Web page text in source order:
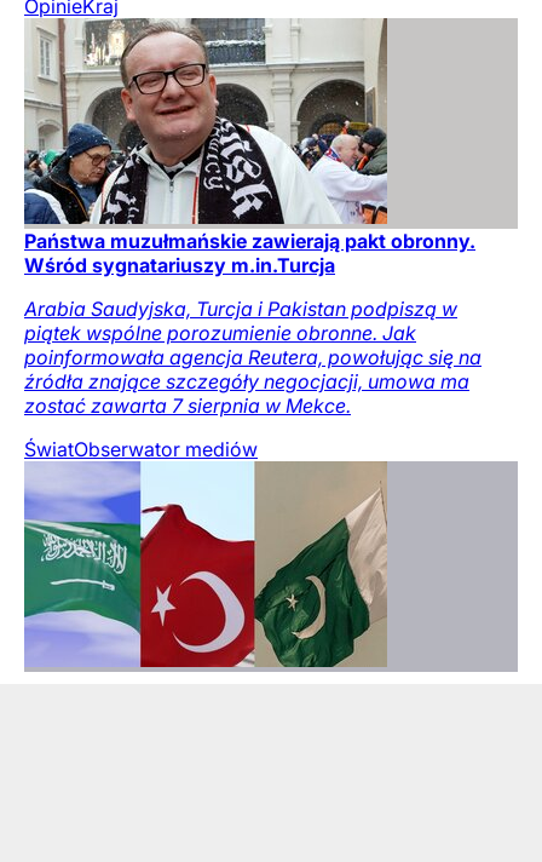
OpinieKraj
Państwa muzułmańskie zawierają pakt obronny.
Wśród sygnatariuszy m.in.Turcja
Arabia Saudyjska, Turcja i Pakistan podpiszą w
piątek wspólne porozumienie obronne. Jak
poinformowała agencja Reutera, powołując się na
źródła znające szczegóły negocjacji, umowa ma
zostać zawarta 7 sierpnia w Mekce.
ŚwiatObserwator mediów